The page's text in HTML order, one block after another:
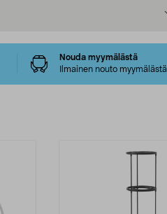
Nouda myymälästä
Ilmainen nouto myymälästä